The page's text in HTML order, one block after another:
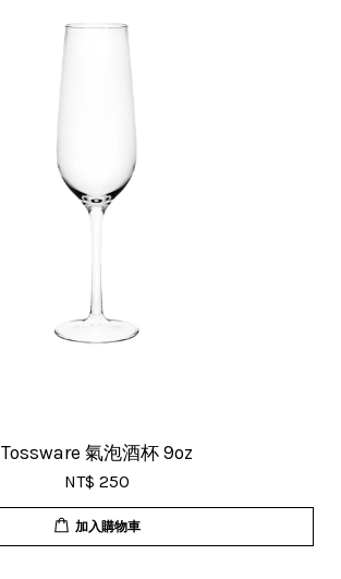
Tossware 氣泡酒杯 9oz
NT$ 250
加入購物車